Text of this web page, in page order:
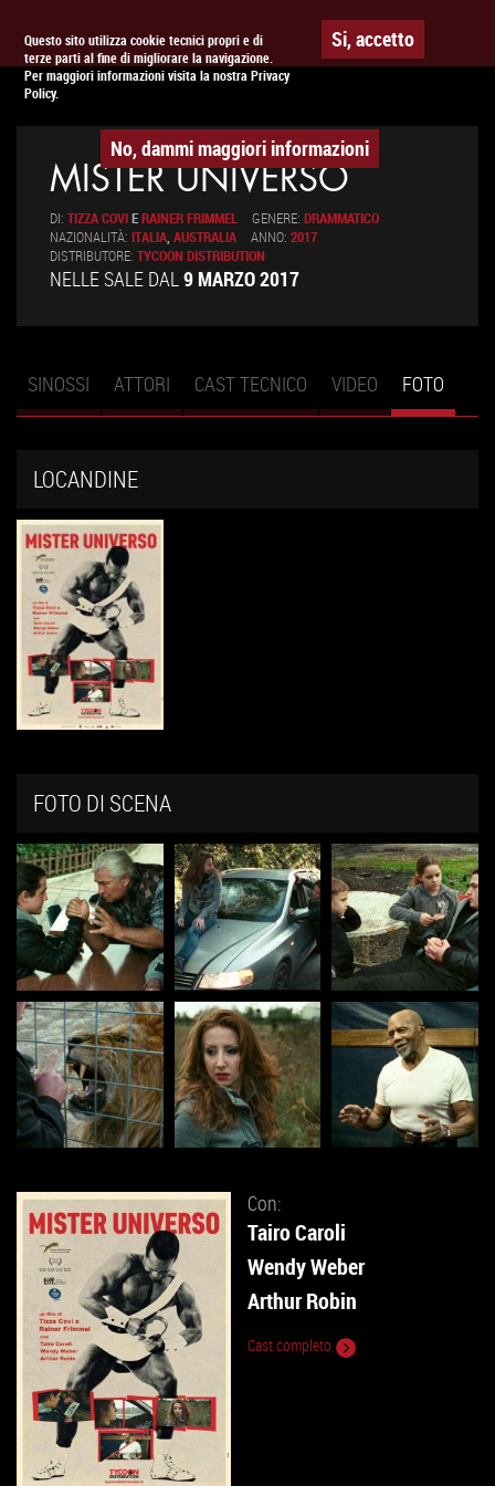
Questo sito utilizza cookie tecnici propri e di
terze parti al fine di migliorare la navigazione.
Per maggiori informazioni visita la nostra Privacy
Policy.
Si, accetto
No, dammi maggiori informazioni
APPUNTAMENTO AL CINEMA
MISTER UNIVERSO
DI: TIZZA COVIERAINER FRIMMEL GENERE: DRAMMATICO
NAZIONALITÀ: ITALIA,AUSTRALIA ANNO: 2017
DISTRIBUTORE: TYCOON DISTRIBUTION
NELLE SALE DAL9 MARZO 2017
Schede primarie
SINOSSI ATTORI CAST TECNICO VIDEO FOTO
LOCANDINE
FOTO DI SCENA
Con:
Tairo Caroli
Wendy Weber
Arthur Robin
Cast completo